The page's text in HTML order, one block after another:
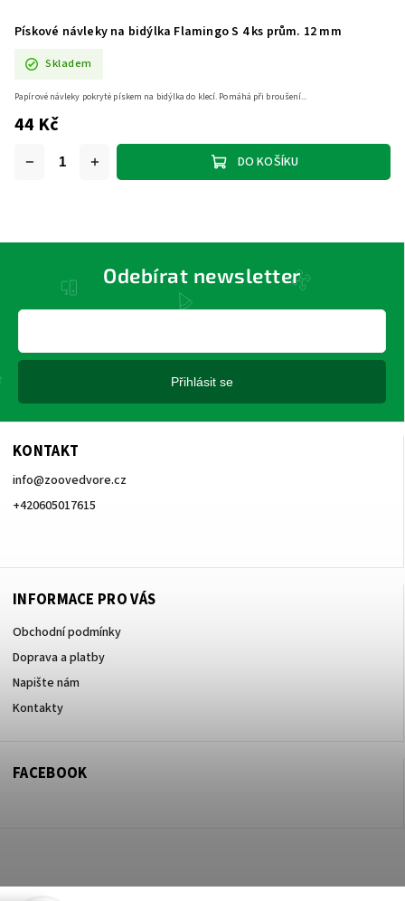
Pískové návleky na bidýlka Flamingo S 4 ks prům. 12 mm
Skladem
44 Kč
DO KOŠÍKU
Papírové návleky pokryté pískem na bidýlka do klecí. Pomáhá při broušení...
KONTAKT
info@zoovedvore.cz
+420605017615
INFORMACE PRO VÁS
Obchodní podmínky
Doprava a platby
Napište nám
Kontakty
Odebírat newsletter
Přihlásit se
FACEBOOK